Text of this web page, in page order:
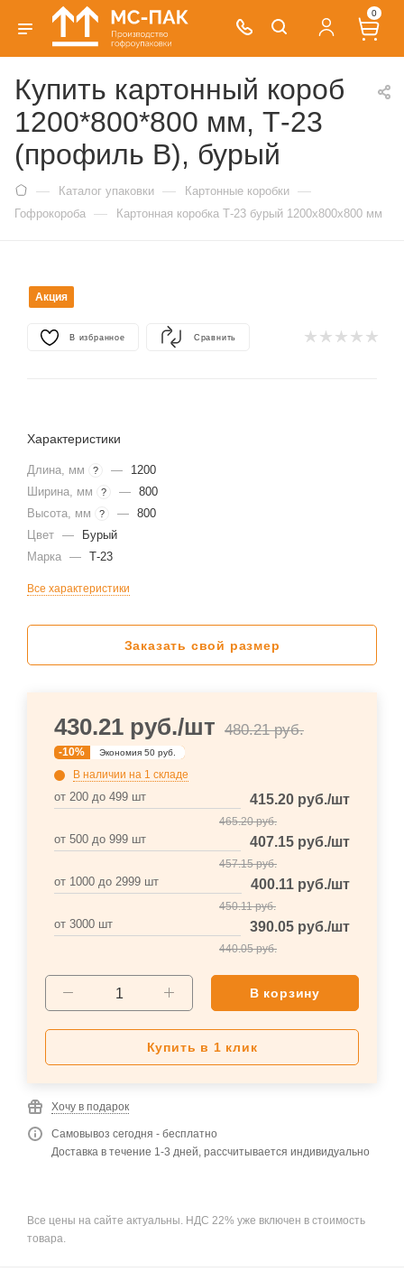
0
Купить картонный короб
1200*800*800 мм, Т-23
(профиль B), бурый
— Каталог упаковки — Картонные коробки —
Гофрокороба — Картонная коробка Т-23 бурый 1200х800х800 мм
Акция
В избранное Сравнить
Характеристики
Длина, мм ? —
1200
Ширина, мм
? — 800
Высота, мм
? — 800
Цвет —
Бурый
Марка — Т-23
Все характеристики
Заказать свой размер
430.21 руб./шт 480.21руб.
-10% Экономия 50 руб.
В наличии на 1 складе
от 200 до 499 шт 415.20 руб./шт
465.20руб.
от 500 до 999 шт 407.15 руб./шт
457.15руб.
от 1000 до 2999 шт 400.11 руб./шт
450.11руб.
от 3000 шт 390.05 руб./шт
440.05руб.
В корзину
Купить в 1 клик
Хочу в подарок
Самовывоз сегодня - бесплатно
Доставка в течение 1-3 дней, рассчитывается индивидуально
Все цены на сайте актуальны. НДС 22% уже включен в стоимость
товара.